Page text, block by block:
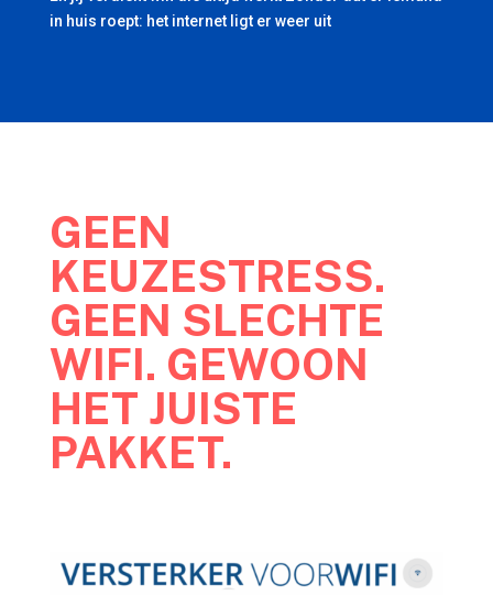
in huis roept: het internet ligt er weer uit
GEEN
KEUZESTRESS.
GEEN SLECHTE
WIFI. GEWOON
HET JUISTE
PAKKET.